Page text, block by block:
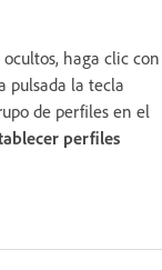
haga clic con
pulsada la tecla
de perfiles en el
perfiles